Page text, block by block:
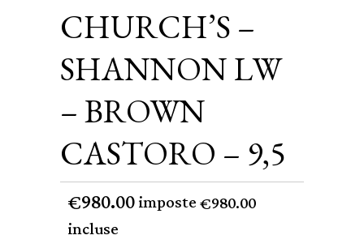
CHURCH’S –
SHANNON LW
– BROWN
CASTORO – 9,5
€980.00imposte€980.00
incluse